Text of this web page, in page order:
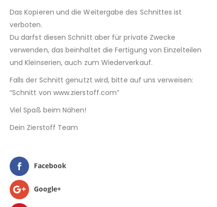
Das Kopieren und die Weitergabe des Schnittes ist
verboten.
Du darfst diesen Schnitt aber für private Zwecke
verwenden, das beinhaltet die Fertigung von Einzelteilen
und Kleinserien, auch zum Wiederverkauf.
Falls der Schnitt genutzt wird, bitte auf uns verweisen:
“Schnitt von www.zierstoff.com”
Viel Spaß beim Nähen!
Dein Zierstoff Team
Facebook
Google+